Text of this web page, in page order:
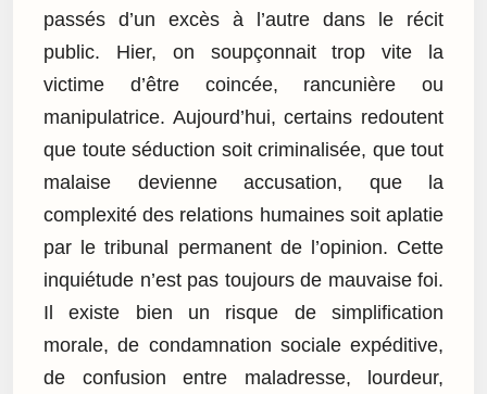
passés d’un excès à l’autre dans le récit
public. Hier, on soupçonnait trop vite la
victime d’être coincée, rancunière ou
manipulatrice. Aujourd’hui, certains redoutent
que toute séduction soit criminalisée, que tout
malaise devienne accusation, que la
complexité des relations humaines soit aplatie
par le tribunal permanent de l’opinion. Cette
inquiétude n’est pas toujours de mauvaise foi.
Il existe bien un risque de simplification
morale, de condamnation sociale expéditive,
de confusion entre maladresse, lourdeur,